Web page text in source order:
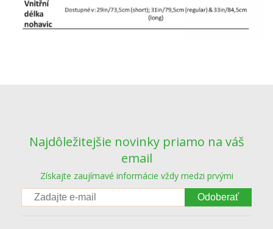
Najdôležitejšie novinky priamo na váš
email
Získajte zaujímavé informácie vždy medzi prvými
Odoberať